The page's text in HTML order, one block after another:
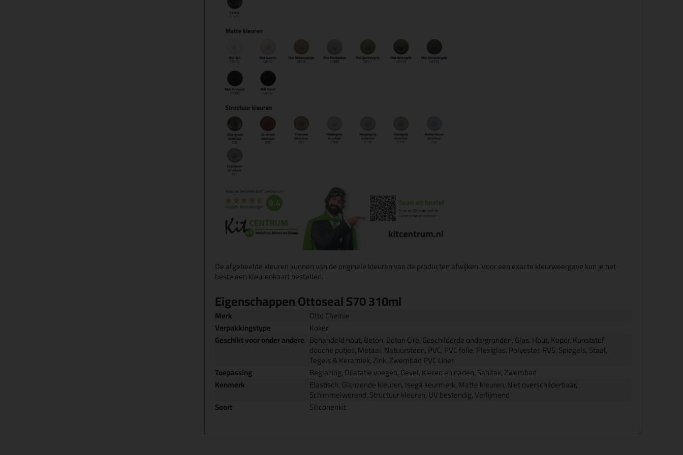
De afgebeelde kleuren kunnen van de originele kleuren van de producten afwijken. Voor een exacte kleurweergave kun je het
beste een kleurenkaart bestellen.
Eigenschappen Ottoseal S70 310ml
Merk
Otto Chemie
Verpakkingstype
Koker
Geschikt voor onder andere Behandeld hout, Beton, Beton Cire, Geschilderde ondergronden, Glas, Hout, Koper, Kunststof
douche putjes, Metaal, Natuursteen, PVC, PVC folie, Plexiglas, Polyester, RVS, Spiegels, Staal,
Tegels & Keramiek, Zink, Zwembad PVC Liner
Toepassing
Beglazing, Dilatatie voegen, Gevel, Kieren en naden, Sanitair, Zwembad
Kenmerk
Elastisch, Glanzende kleuren, Isega keurmerk, Matte kleuren, Niet overschilderbaar,
Schimmelwerend, Structuur kleuren, UV bestendig, Verlijmend
Soort
Siliconenkit